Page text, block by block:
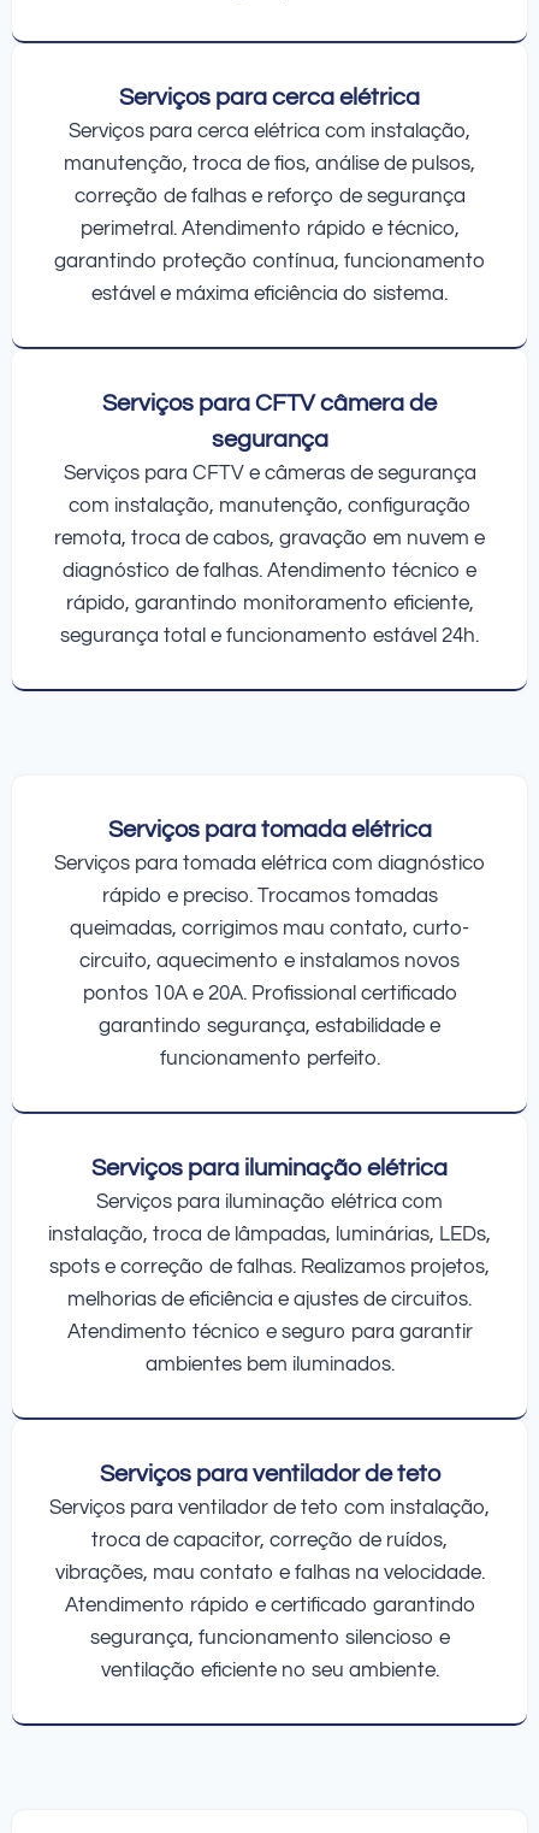
Serviços para cerca elétrica
Serviços para cerca elétrica com instalação,
manutenção, troca de fios, análise de pulsos,
correção de falhas e reforço de segurança
perimetral. Atendimento rápido e técnico,
garantindo proteção contínua, funcionamento
estável e máxima eficiência do sistema.
Serviços para CFTV câmera de
segurança
Serviços para CFTV e câmeras de segurança
com instalação, manutenção, configuração
remota, troca de cabos, gravação em nuvem e
diagnóstico de falhas. Atendimento técnico e
rápido, garantindo monitoramento eficiente,
segurança total e funcionamento estável 24h.
Serviços para tomada elétrica
Serviços para tomada elétrica com diagnóstico
rápido e preciso. Trocamos tomadas
queimadas, corrigimos mau contato, curto-
circuito, aquecimento e instalamos novos
pontos 10A e 20A. Profissional certificado
garantindo segurança, estabilidade e
funcionamento perfeito.
Serviços para iluminação elétrica
Serviços para iluminação elétrica com
instalação, troca de lâmpadas, luminárias, LEDs,
spots e correção de falhas. Realizamos projetos,
melhorias de eficiência e ajustes de circuitos.
Atendimento técnico e seguro para garantir
ambientes bem iluminados.
Serviços para ventilador de teto
Serviços para ventilador de teto com instalação,
troca de capacitor, correção de ruídos,
vibrações, mau contato e falhas na velocidade.
Atendimento rápido e certificado garantindo
segurança, funcionamento silencioso e
ventilação eficiente no seu ambiente.